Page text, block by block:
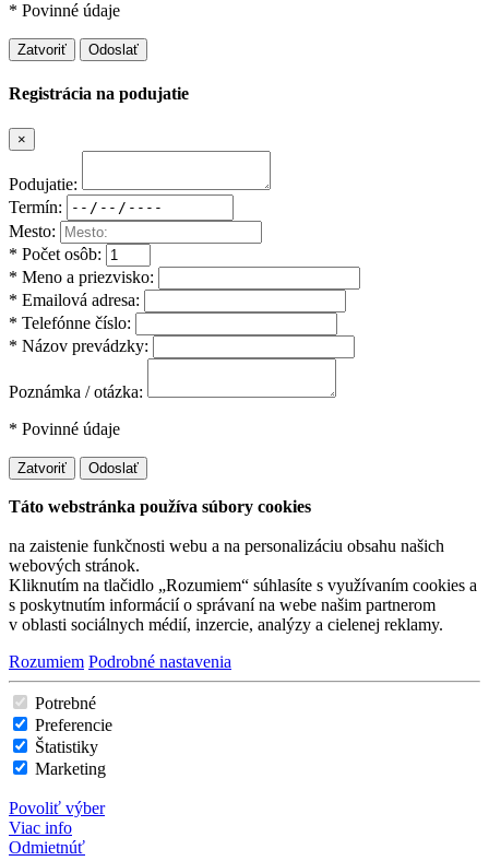
* Povinné údaje
Zatvoriť Odoslať
Registrácia na podujatie
×
Podujatie:
Termín:
Mesto:
* Počet osôb:
* Meno a priezvisko:
* Emailová adresa:
* Telefónne číslo:
* Názov prevádzky:
Poznámka / otázka:
* Povinné údaje
Zatvoriť Odoslať
Táto webstránka používa súbory cookies
na zaistenie funkčnosti webu a na personalizáciu obsahu našich
webových stránok.
Kliknutím na tlačidlo „Rozumiem“ súhlasíte s využívaním cookies a
s poskytnutím informácií o správaní na webe našim partnerom
v oblasti sociálnych médií, inzercie, analýzy a cielenej reklamy.
Rozumiem Podrobné nastavenia
Potrebné
Preferencie
Štatistiky
Marketing
Povoliť výber
Viac info
Odmietnúť